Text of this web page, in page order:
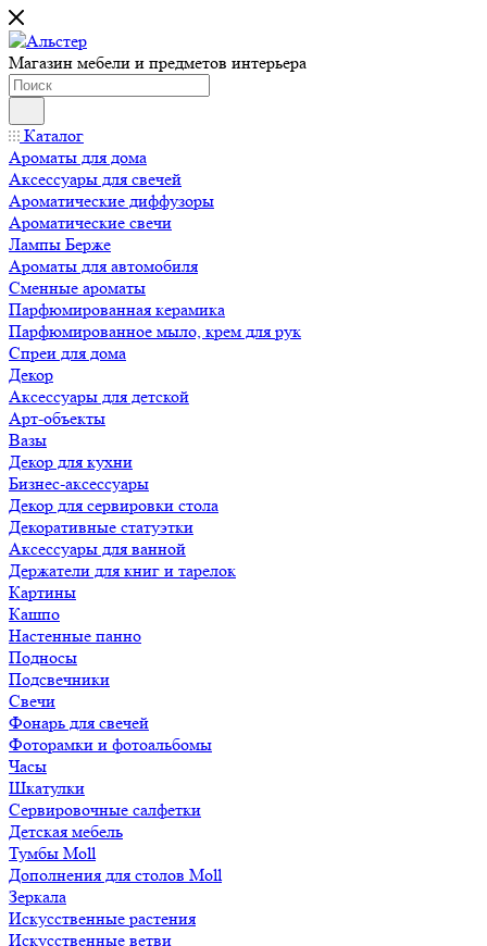
Магазин мебели и предметов интерьера
Каталог
Ароматы для дома
Аксессуары для свечей
Ароматические диффузоры
Ароматические свечи
Лампы Берже
Ароматы для автомобиля
Сменные ароматы
Парфюмированная керамика
Парфюмированное мыло, крем для рук
Спреи для дома
Декор
Аксессуары для детской
Арт-объекты
Вазы
Декор для кухни
Бизнес-аксессуары
Декор для сервировки стола
Декоративные статуэтки
Аксессуары для ванной
Держатели для книг и тарелок
Картины
Кашпо
Настенные панно
Подносы
Подсвечники
Свечи
Фонарь для свечей
Фоторамки и фотоальбомы
Часы
Шкатулки
Сервировочные салфетки
Детская мебель
Тумбы Moll
Дополнения для столов Moll
Зеркала
Искусственные растения
Искусственные ветви